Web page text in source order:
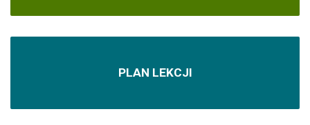
PLAN LEKCJI